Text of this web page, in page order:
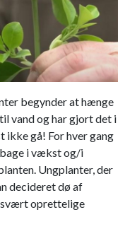
begynder at hænge
vand og har gjort det i
ikke gå! For hver gang
i vækst og/i
Ungplanter, der
decideret dø af
svært oprettelige